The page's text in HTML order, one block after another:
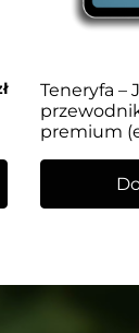
Teneryfa –
premium